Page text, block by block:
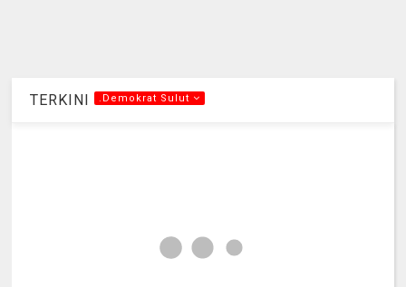
TERKINI .Demokrat Sulut